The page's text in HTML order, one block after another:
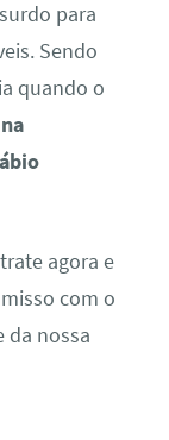
para
Sendo
quando o
agora e
com o
da nossa